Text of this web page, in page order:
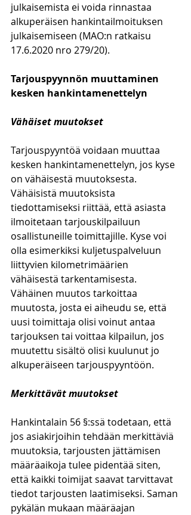
julkaisemista ei voida rinnastaa
alkuperäisen hankintailmoituksen
julkaisemiseen (MAO:n ratkaisu
17.6.2020 nro 279/20).
Tarjouspyynnön muuttaminen
kesken hankintamenettelyn
Vähäiset muutokset
Tarjouspyyntöä voidaan muuttaa
kesken hankintamenettelyn, jos kyse
on vähäisestä muutoksesta.
Vähäisistä muutoksista
tiedottamiseksi riittää, että asiasta
ilmoitetaan tarjouskilpailuun
osallistuneille toimittajille. Kyse voi
olla esimerkiksi kuljetuspalveluun
liittyvien kilometrimäärien
vähäisestä tarkentamisesta.
Vähäinen muutos tarkoittaa
muutosta, josta ei aiheudu se, että
uusi toimittaja olisi voinut antaa
tarjouksen tai voittaa kilpailun, jos
muutettu sisältö olisi kuulunut jo
alkuperäiseen tarjouspyyntöön.
Merkittävät muutokset
Hankintalain 56 §:ssä todetaan, että
jos asiakirjoihin tehdään merkittäviä
muutoksia, tarjousten jättämisen
määräaikoja tulee pidentää siten,
että kaikki toimijat saavat tarvittavat
tiedot tarjousten laatimiseksi. Saman
pykälän mukaan määräajan